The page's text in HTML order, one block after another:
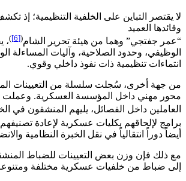
وقائدها العميد
“عمر جفتجي” وهما من هيئة تحرير الشام(
[6]
)،
الوظيفي، وحدود الصلاحية، وآليات المساءلة
انتماءات تنظيمية ذات نفوذ داخلي وقوي.
من جهة أخرى، سُجلت سلسلة من التعيينات
محور مهني داخل المؤسسة العسكرية. وعملت
العاملين داخل الفصائل، يليهم المنشقون في
برامج لإلحاقهم بكليات عسكرية لإعادة
أيضاً دوراً انتقالياً في نقل الخبرة النظامية
مع ذلك فإن وزن بعض التعيينات للضباط
إلى ضباط من خلفيات عسكرية مختلفة